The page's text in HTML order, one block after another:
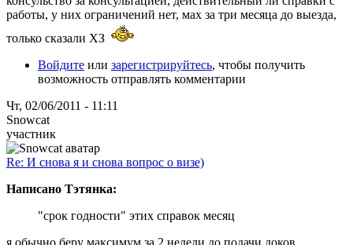
работы, у них ограничений нет, мах за три месяца до выезда,
только сказали ХЗ
Войдите или зарегистрируйтесь, чтобы получить
возможность отправлять комментарии
Чт, 02/06/2011 - 11:11
Snowcat
участник
Re: И снова я и снова вопрос о визе)
Написано Тэтянка:
"срок годности" этих справок месяц
я обычно беру максимум за 2 недели до подачи доков